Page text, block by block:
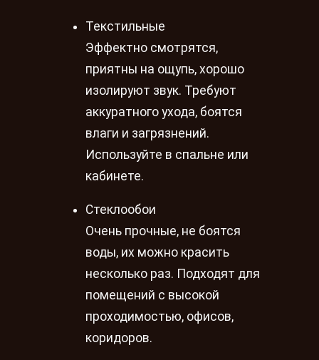
Текстильные
Эффектно смотрятся,
приятны на ощупь, хорошо
изолируют звук. Требуют
аккуратного ухода, боятся
влаги и загрязнений.
Используйте в спальне или
кабинете.
Стеклообои
Очень прочные, не боятся
воды, их можно красить
несколько раз. Подходят для
помещений с высокой
проходимостью, офисов,
коридоров.